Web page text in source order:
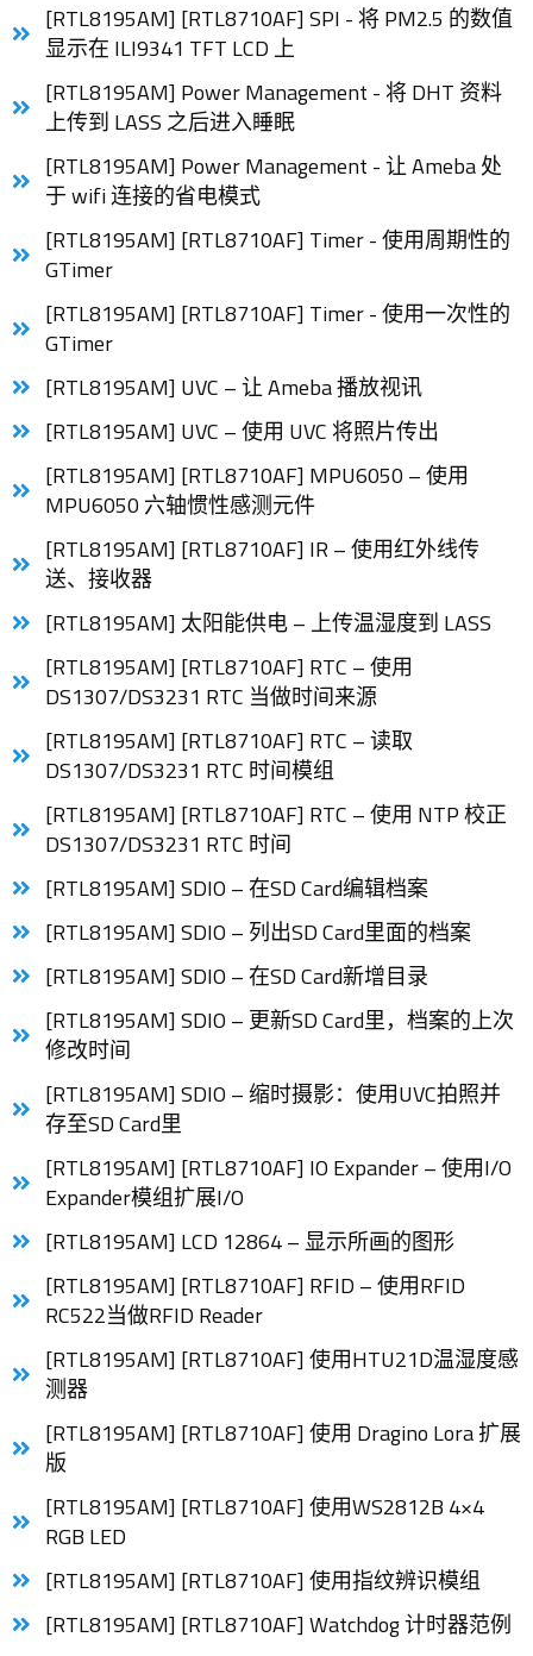
[RTL8195AM] [RTL8710AF] SPI - 将 PM2.5 的数值
显示在 ILI9341 TFT LCD 上
[RTL8195AM] Power Management - 将 DHT 资料
上传到 LASS 之后进入睡眠
[RTL8195AM] Power Management - 让 Ameba 处
于 wifi 连接的省电模式
[RTL8195AM] [RTL8710AF] Timer - 使用周期性的
GTimer
[RTL8195AM] [RTL8710AF] Timer - 使用一次性的
GTimer
[RTL8195AM] UVC – 让 Ameba 播放视讯
[RTL8195AM] UVC – 使用 UVC 将照片传出
[RTL8195AM] [RTL8710AF] MPU6050 – 使用
MPU6050 六轴惯性感测元件
[RTL8195AM] [RTL8710AF] IR – 使用红外线传
送、接收器
[RTL8195AM] 太阳能供电 – 上传温湿度到 LASS
[RTL8195AM] [RTL8710AF] RTC – 使用
DS1307/DS3231 RTC 当做时间来源
[RTL8195AM] [RTL8710AF] RTC – 读取
DS1307/DS3231 RTC 时间模组
[RTL8195AM] [RTL8710AF] RTC – 使用 NTP 校正
DS1307/DS3231 RTC 时间
[RTL8195AM] SDIO – 在SD Card编辑档案
[RTL8195AM] SDIO – 列出SD Card里面的档案
[RTL8195AM] SDIO – 在SD Card新增目录
[RTL8195AM] SDIO – 更新SD Card里，档案的上次
修改时间
[RTL8195AM] SDIO – 缩时摄影：使用UVC拍照并
存至SD Card里
[RTL8195AM] [RTL8710AF] IO Expander – 使用I/O
Expander模组扩展I/O
[RTL8195AM] LCD 12864 – 显示所画的图形
[RTL8195AM] [RTL8710AF] RFID – 使用RFID
RC522当做RFID Reader
[RTL8195AM] [RTL8710AF] 使用HTU21D温湿度感
测器
[RTL8195AM] [RTL8710AF] 使用 Dragino Lora 扩展
版
[RTL8195AM] [RTL8710AF] 使用WS2812B 4×4
RGB LED
[RTL8195AM] [RTL8710AF] 使用指纹辨识模组
[RTL8195AM] [RTL8710AF] Watchdog 计时器范例